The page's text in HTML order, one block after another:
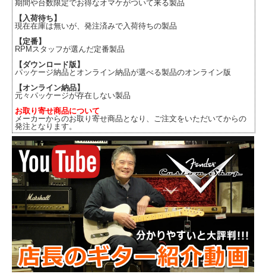
期間や台数限定でお得なオマケがついて来る製品
【入荷待ち】
現在在庫は無いが、発注済みで入荷待ちの製品
【定番】
RPMスタッフが選んだ定番製品
【ダウンロード版】
パッケージ納品とオンライン納品が選べる製品のオンライン版
【オンライン納品】
元々パッケージが存在しない製品
お取り寄せ商品について
メーカーからのお取り寄せ商品となり、ご注文をいただいてからの
発注となります。